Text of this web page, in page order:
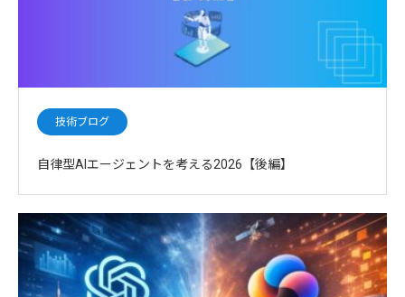
技術ブログ
自律型AIエージェントを考える2026【後編】